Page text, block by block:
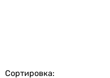
Сортировка: